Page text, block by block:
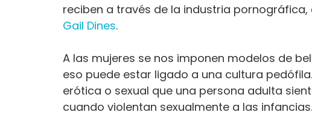
reciben a través de la industria
Gail Dines.
A las mujeres se nos imponen modelos de
eso puede estar ligado a una cultura
erótica o sexual que una persona adulta
cuando violentan sexualmente a las infancias.